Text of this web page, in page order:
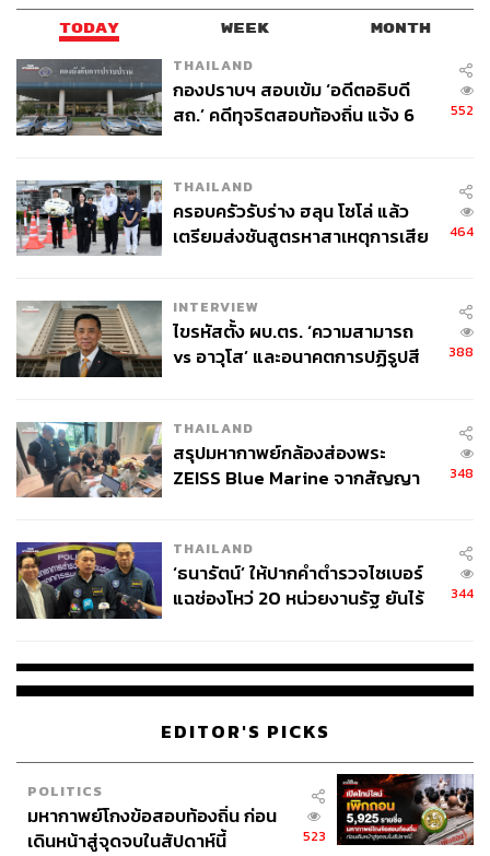
TODAY WEEK MONTH
THAILAND
กองปราบฯ สอบเข้ม ‘อดีตอธิบดี
สถ.’ คดีทุจริตสอบท้องถิ่น แจ้ง 6
552
THAILAND
ครอบครัวรับร่าง ฮลุน โซโล่ แล้ว
เตรียมส่งชันสูตรหาสาเหตุการเสีย
464
INTERVIEW
ไขรหัสตั้ง ผบ.ตร. ‘ความสามารถ
vs อาวุโส’ และอนาคตการปฏิรูปสี
388
THAILAND
สรุปมหากาพย์กล้องส่องพระ
ZEISS Blue Marine จากสัญญา
จ่ายหนี้-แอบระบุแบรนด์
348
THAILAND
‘ธนารัตน์’ ให้ปากคำตำรวจไซเบอร์
แฉช่องโหว่ 20 หน่วยงานรัฐ ยันไร้
344
EDITOR'S PICKS
POLITICS
มหากาพย์โกงข้อสอบท้องถิ่น ก่อน
เดินหน้าสู่จุดจบในสัปดาห์นี้
523